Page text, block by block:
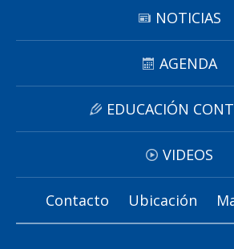
NOTICIAS
AGENDA
EDUCACIÓN
VIDEOS
Contacto Ubicación